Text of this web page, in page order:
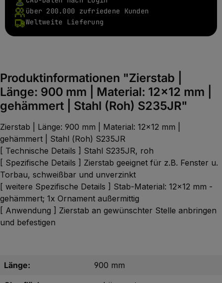
über 200.000 zufriedene Kunden
Weltweite Lieferung
Produktinformationen "Zierstab |
Länge: 900 mm | Material: 12x12 mm |
gehämmert | Stahl (Roh) S235JR"
Zierstab | Länge: 900 mm | Material: 12x12 mm |
gehämmert | Stahl (Roh) S235JR
[ Technische Details ] Stahl S235JR, roh
[ Spezifische Details ] Zierstab geeignet für z.B. Fenster u.
Torbau, schweißbar und unverzinkt
[ weitere Spezifische Details ] Stab-Material: 12x12 mm -
gehämmert; 1x Ornament außermittig
[ Anwendung ] Zierstab an gewünschter Stelle anbringen
und befestigen
Länge:
900 mm